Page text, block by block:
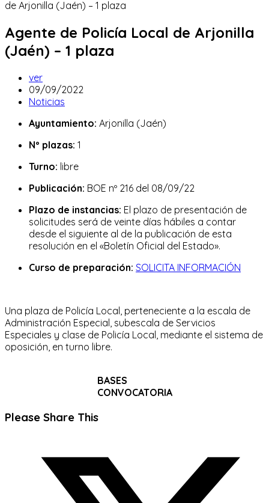
Agente de Policía Local de Arjonilla
(Jaén) – 1 plaza
Autor
de
la
ver
Publicación
de
entrada:
09/09/2022
Categoría
la
Noticias
Ayuntamiento: Arjonilla (Jaén)
Nº plazas: 1
Turno: libre
Publicación: BOE nº 216 del 08/09/22
Plazo de instancias: El plazo de presentación de
solicitudes será de veinte días hábiles a contar
desde el siguiente al de la publicación de esta
resolución en el «Boletín Oficial del Estado».
Curso de preparación: SOLICITA INFORMACIÓN
Una plaza de Policía Local, perteneciente a la escala de
Administración Especial, subescala de Servicios
Especiales y clase de Policía Local, mediante el sistema de
oposición, en turno libre.
BASES
CONVOCATORIA
Please Share ThisCompartir